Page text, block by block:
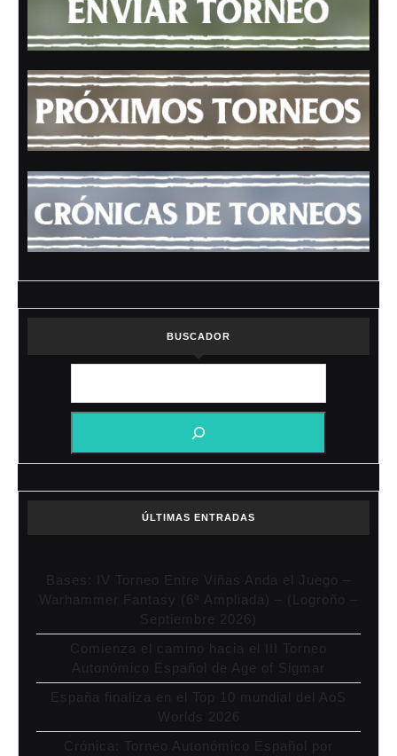
BUSCADOR
ÚLTIMAS ENTRADAS
Bases: IV Torneo Entre Viñas Anda el Juego –
Warhammer Fantasy (6ª Ampliada) – (Logroño –
Septiembre 2026)
Comienza el camino hacia el III Torneo
Autonómico Español de Age of Sigmar
España finaliza en el Top 10 mundial del AoS
Worlds 2026
Crónica: Torneo Autonómico Español por